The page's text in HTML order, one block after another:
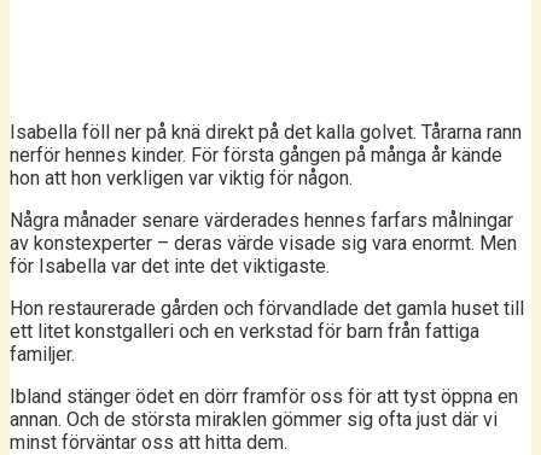
Isabella föll ner på knä direkt på det kalla golvet. Tårarna rann
nerför hennes kinder. För första gången på många år kände
hon att hon verkligen var viktig för någon.
Några månader senare värderades hennes farfars målningar
av konstexperter – deras värde visade sig vara enormt. Men
för Isabella var det inte det viktigaste.
Hon restaurerade gården och förvandlade det gamla huset till
ett litet konstgalleri och en verkstad för barn från fattiga
familjer.
Ibland stänger ödet en dörr framför oss för att tyst öppna en
annan. Och de största miraklen gömmer sig ofta just där vi
minst förväntar oss att hitta dem.